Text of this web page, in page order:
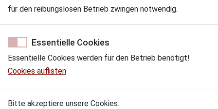
für den reibungslosen Betrieb zwingen notwendig.
Essentielle Cookies
Essentielle Cookies werden für den Betrieb benötigt!
Cookies auflisten
Bitte akzeptiere unsere Cookies.